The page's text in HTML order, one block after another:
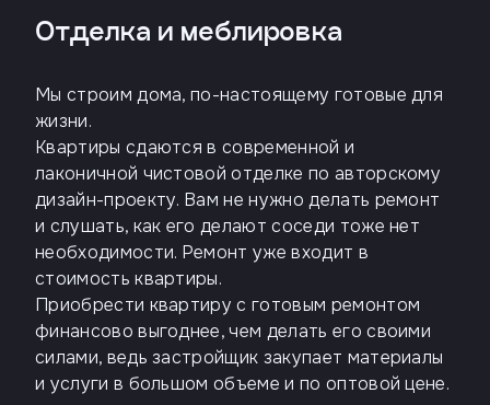
Отделка и меблировка
Мы строим дома, по-настоящему готовые для
жизни.
Квартиры сдаются в современной и
лаконичной чистовой отделке по авторскому
дизайн-проекту. Вам не нужно делать ремонт
и слушать, как его делают соседи тоже нет
необходимости. Ремонт уже входит в
стоимость квартиры.
Приобрести квартиру с готовым ремонтом
финансово выгоднее, чем делать его своими
силами, ведь застройщик закупает материалы
и услуги в большом объеме и по оптовой цене.
Телефон
Я
согласен
на
обработку
данных
и
с
условиями
политики
конфиденциальности